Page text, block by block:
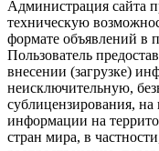
Администрация сайта
техническую
формате объявлений в
Пользователь
внесении (загрузке)
неисключительную,
сублицензирования, на
информации на
стран мира, в